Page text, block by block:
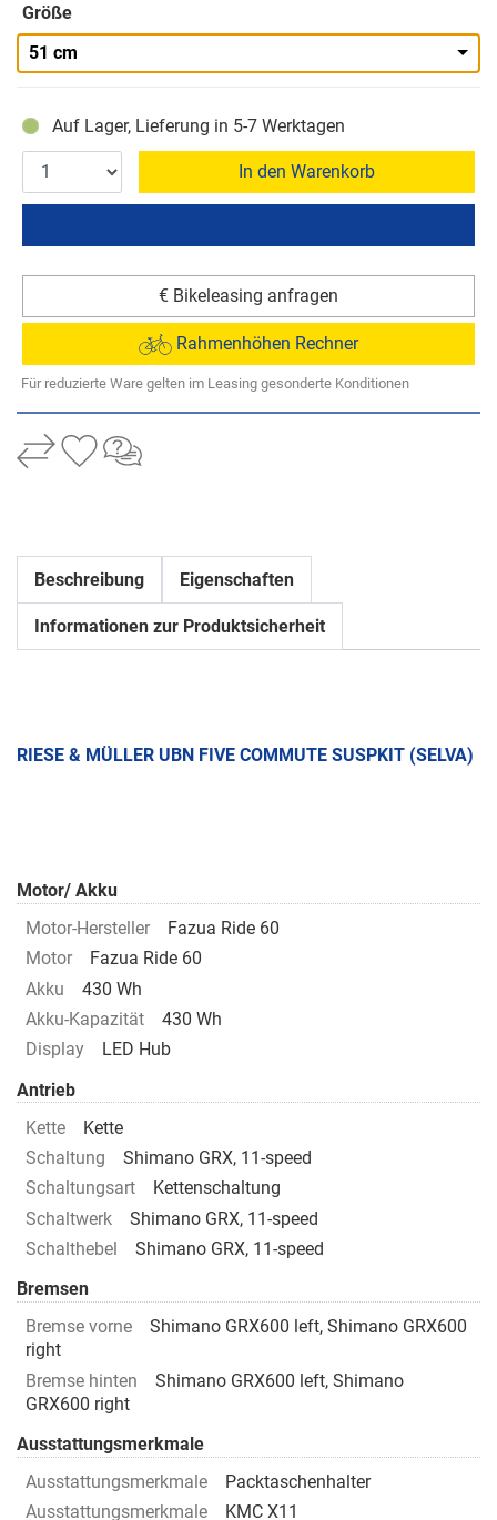
Größe
51 cm
Auf Lager, Lieferung in 5-7 Werktagen
In den Warenkorb
€ Bikeleasing anfragen
Rahmenhöhen Rechner
Für reduzierte Ware gelten im Leasing gesonderte Konditionen
Beschreibung Eigenschaften
Informationen zur Produktsicherheit
RIESE & MÜLLER UBN FIVE COMMUTE SUSPKIT (SELVA)
Motor/ Akku
Motor-Hersteller
Fazua Ride 60
Motor
Fazua Ride 60
Akku
430 Wh
Akku-Kapazität
430 Wh
Display
LED Hub
Antrieb
Kette
Kette
Schaltung
Shimano GRX, 11-speed
Schaltungsart
Kettenschaltung
Schaltwerk
Shimano GRX, 11-speed
Schalthebel
Shimano GRX, 11-speed
Bremsen
Bremse vorne
Shimano GRX600 left, Shimano GRX600
right
Bremse hinten
Shimano GRX600 left, Shimano
GRX600 right
Ausstattungsmerkmale
Ausstattungsmerkmale
Packtaschenhalter
Ausstattungsmerkmale
KMC X11